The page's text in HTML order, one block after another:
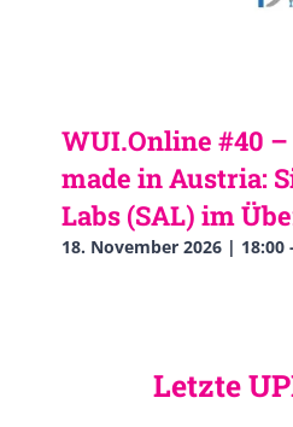
WUI.Online #40
made in Austria:
Labs (SAL) im
18. November 2026 | 18:00 -
Letzte